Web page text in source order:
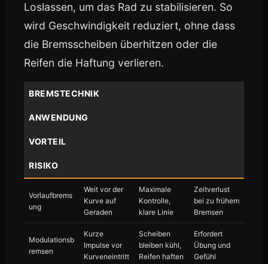
Loslassen, um das Rad zu stabilisieren. So
wird Geschwindigkeit reduziert, ohne dass
die Bremsscheiben überhitzen oder die
Reifen die Haftung verlieren.
BREMSTECHNIK
ANWENDUNG
VORTEIL
RISIKO
Vorlaufbrems
ung
Weit vor der
Kurve auf
Geraden
Maximale
Kontrolle,
klare Linie
Zeitverlust
bei zu frühem
Bremsen
Modulationsb
remsen
Kurze
Impulse vor
Kurveneintritt
Scheiben
bleiben kühl,
Reifen haften
Erfordert
Übung und
Gefühl